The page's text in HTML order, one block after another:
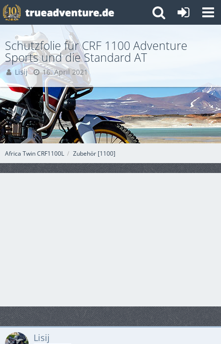
Africa Twin CRF1100L Zubehör [1100]
Schutzfolie für CRF 1100 Adventure
Sports und die Standard AT
Lisij 16. April 2021
Lisij